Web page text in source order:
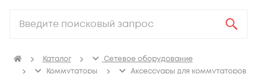
Каталог
Сетевое оборудование
Коммутаторы
Аксессуары для коммутаторов